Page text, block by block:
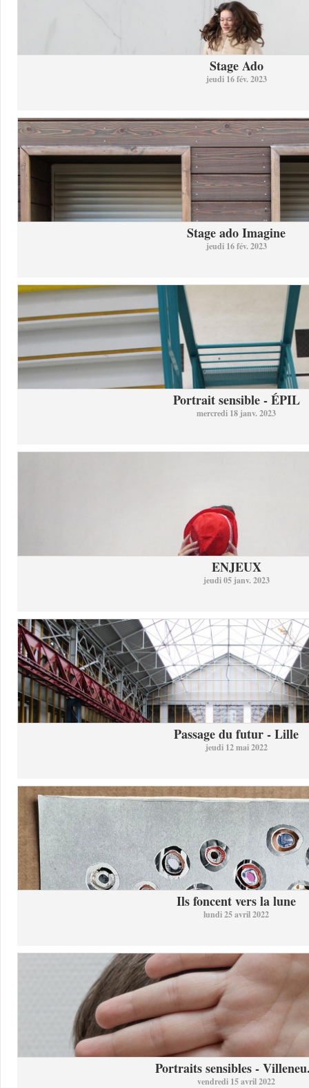
Stage Ado
jeudi 16 fév. 2023
Stage ado Imagine
jeudi 16 fév. 2023
Portrait sensible - ÉPIL
mercredi 18 janv. 2023
ENJEUX
jeudi 05 janv. 2023
Passage du futur - Lille
jeudi 12 mai 2022
Ils foncent vers la lune
lundi 25 avril 2022
Portraits sensibles -
vendredi 15 avril 2022